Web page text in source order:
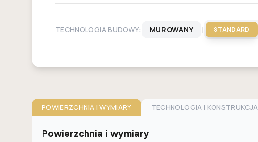
TECHNOLOGIA BUDOWY: MUROWANY | STANDARD
POWIERZCHNIA I WYMIARY TECHNOLOGIA I KONSTRUKCJA
Powierzchnia i wymiary